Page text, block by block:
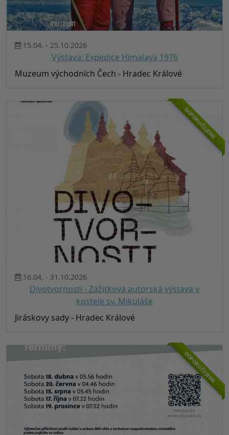
15.04. - 25.10.2026
Výstava: Expedice Himalaya 1976
Muzeum východních Čech - Hradec Králové
DOPORUČUJEME
16.04. - 31.10.2026
Divotvornosti - Zážitková autorská výstava v
kostele sv. Mikuláše
Jiráskovy sady - Hradec Králové
DOPORUČUJEME